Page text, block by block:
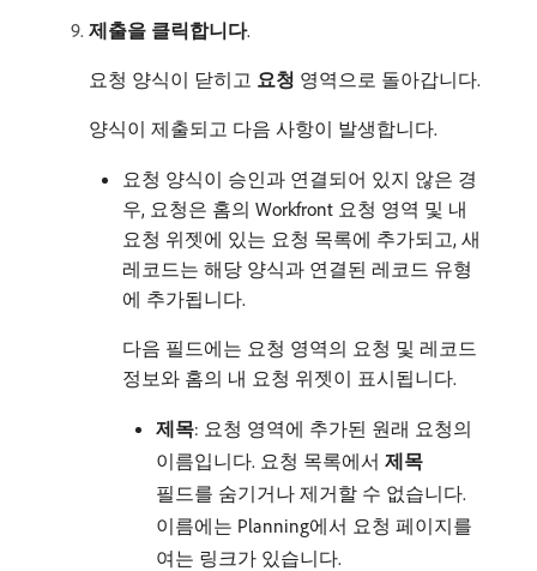
제출을 클릭합니다.
요청 양식이 닫히고 요청 영역으로 돌아갑니다.
양식이 제출되고 다음 사항이 발생합니다.
요청 양식이 승인과 연결되어 있지 않은 경
우, 요청은 홈의 Workfront 요청 영역 및 내
요청 위젯에 있는 요청 목록에 추가되고, 새
레코드는 해당 양식과 연결된 레코드 유형
에 추가됩니다.
다음 필드에는 요청 영역의 요청 및 레코드
정보와 홈의 내 요청 위젯이 표시됩니다.
제목: 요청 영역에 추가된 원래 요청의
이름입니다. 요청 목록에서 제목
필드를 숨기거나 제거할 수 없습니다.
이름에는 Planning에서 요청 페이지를
여는 링크가 있습니다.